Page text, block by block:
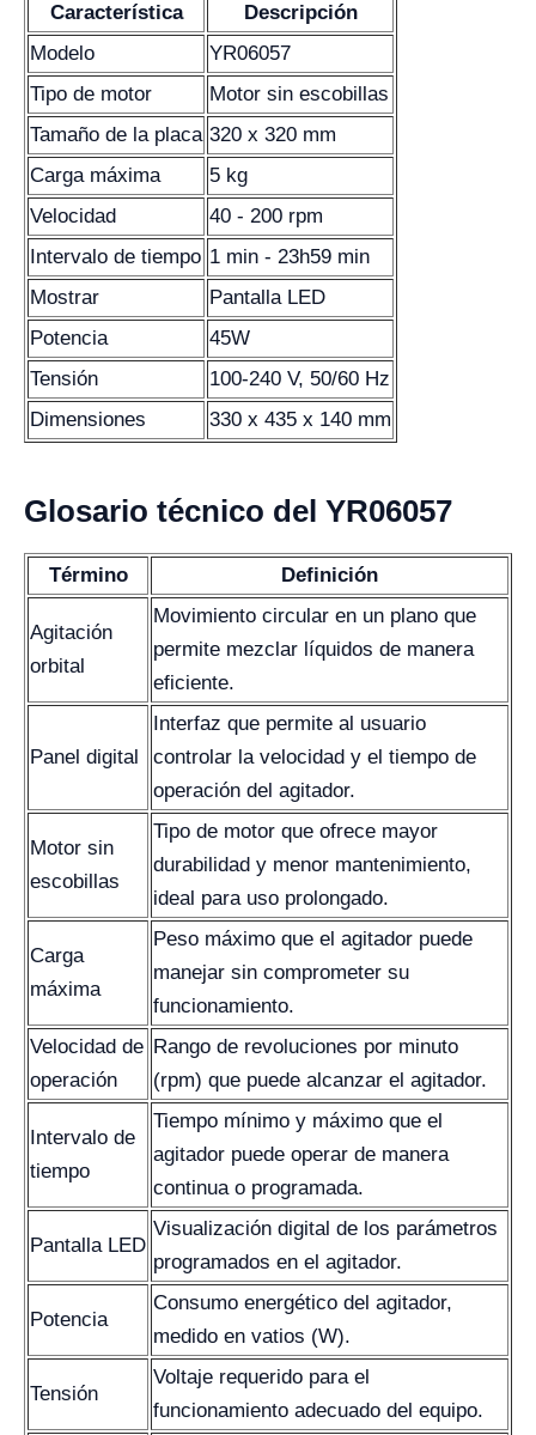
Característica
Descripción
Modelo
YR06057
Tipo de motor
Motor sin escobillas
Tamaño de la placa 320 x 320 mm
Carga máxima
5 kg
Velocidad
40 - 200 rpm
Intervalo de tiempo 1 min - 23h59 min
Mostrar
Pantalla LED
Potencia
45W
Tensión
100-240 V, 50/60 Hz
Dimensiones
330 x 435 x 140 mm
Glosario técnico del YR06057
Término Definición
Agitación
orbital
Movimiento circular en un plano que
permite mezclar líquidos de manera
eficiente.
Panel digital
Interfaz que permite al usuario
controlar la velocidad y el tiempo de
operación del agitador.
Motor sin
escobillas
Tipo de motor que ofrece mayor
durabilidad y menor mantenimiento,
ideal para uso prolongado.
Carga
máxima
Peso máximo que el agitador puede
manejar sin comprometer su
funcionamiento.
Velocidad de
operación
Rango de revoluciones por minuto
(rpm) que puede alcanzar el agitador.
Intervalo de
tiempo
Tiempo mínimo y máximo que el
agitador puede operar de manera
continua o programada.
Pantalla LED
Visualización digital de los parámetros
programados en el agitador.
Potencia
Consumo energético del agitador,
medido en vatios (W).
Tensión
Voltaje requerido para el
funcionamiento adecuado del equipo.